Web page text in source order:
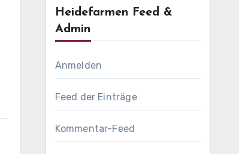
Heidefarmen Feed &
Admin
Anmelden
Feed der Einträge
Kommentar-Feed